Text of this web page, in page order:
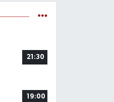
21:30
19:00